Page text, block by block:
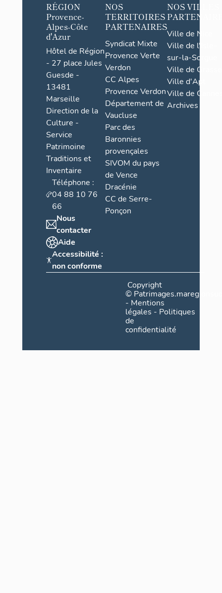
RÉGION
Provence-
Alpes-Côte
d'Azur
Hôtel de Région
- 27 place Jules
Guesde -
13481
Marseille
Direction de la
Culture -
Service
Patrimoine
Traditions et
Inventaire
Téléphone :
04 88 10 76
66
Nous
contacter
Aide
Accessibilité :
non conforme
NOS
TERRITOIRES
PARTENAIRES
Syndicat Mixte
Provence Verte
Verdon
CC Alpes
Provence Verdon
Département de
Vaucluse
Parc des
Baronnies
provençales
SIVOM du pays
de Vence
Dracénie
CC de Serre-
Ponçon
NOS VILLES
Ville de Nice
Ville de l'Isle-
sur-la-Sorgue
Ville de Grasse
Ville d'Apt
Ville de
Archives
Copyright
©
- Mentions
légales - Politiques
de
confidentialité